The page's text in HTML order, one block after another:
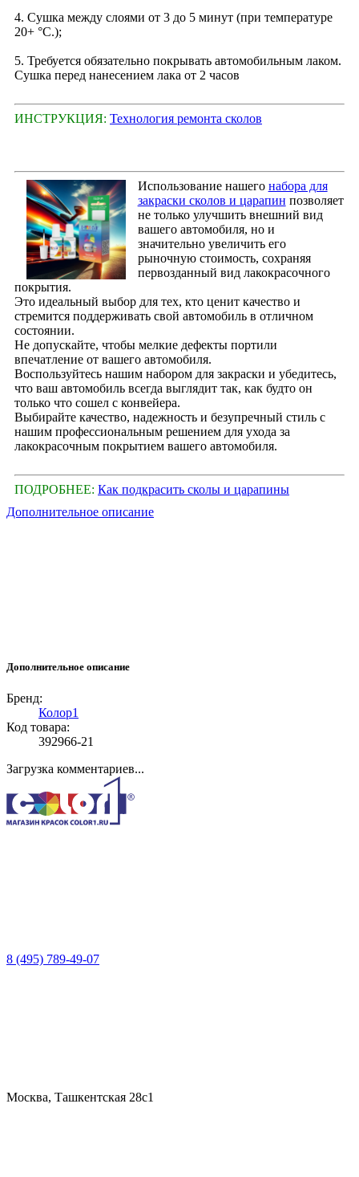
4. Сушка между слоями от 3 до 5 минут (при температуре
20+ °С.);
5. Требуется обязательно покрывать автомобильным лаком.
Сушка перед нанесением лака от 2 часов
ИНСТРУКЦИЯ: Технология ремонта сколов
Использование нашего набора для
закраски сколов и царапин позволяет
не только улучшить внешний вид
вашего автомобиля, но и
значительно увеличить его
рыночную стоимость, сохраняя
первозданный вид лакокрасочного
покрытия.
Это идеальный выбор для тех, кто ценит качество и
стремится поддерживать свой автомобиль в отличном
состоянии.
Не допускайте, чтобы мелкие дефекты портили
впечатление от вашего автомобиля.
Воспользуйтесь нашим набором для закраски и убедитесь,
что ваш автомобиль всегда выглядит так, как будто он
только что сошел с конвейера.
Выбирайте качество, надежность и безупречный стиль с
нашим профессиональным решением для ухода за
лакокрасочным покрытием вашего автомобиля.
ПОДРОБНЕЕ: Как подкрасить сколы и царапины
Дополнительное описание
Дополнительное описание
Бренд:
Колор1
Код товара:
392966-21
Загрузка комментариев...
8 (495) 789-49-07
Москва, Ташкентская 28с1